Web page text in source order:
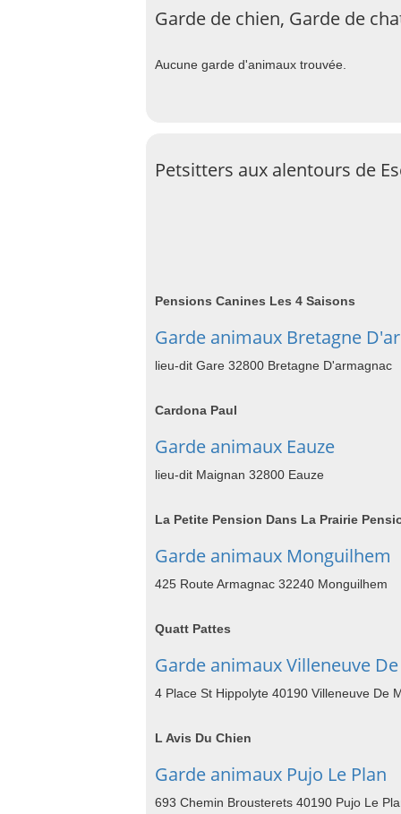
Garde de chien, Garde de
Aucune garde d'animaux trouvée.
Petsitters aux alentours de
Pensions Canines Les 4 Saisons
Garde animaux Bretagne
lieu-dit Gare 32800 Bretagne D'armagnac
Cardona Paul
Garde animaux Eauze
lieu-dit Maignan 32800 Eauze
La Petite Pension Dans La Prairie
Garde animaux Monguilhem
425 Route Armagnac 32240 Monguilhem
Quatt Pattes
Garde animaux Villeneuve
4 Place St Hippolyte 40190 Villeneuve De
L Avis Du Chien
Garde animaux Pujo Le Plan
693 Chemin Brousterets 40190 Pujo Le